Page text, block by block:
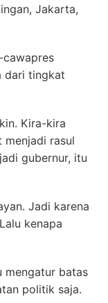
Jakarta,
cawapres
dari tingkat
Kira-kira
menjadi rasul
gubernur, itu
Jadi karena
kenapa
mengatur batas
politik saja.